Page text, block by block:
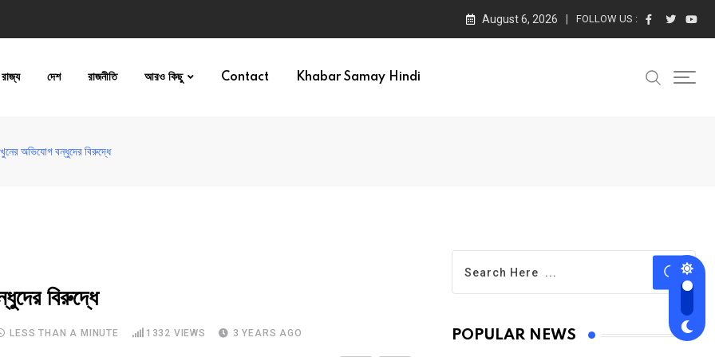
August 6, 2026 FOLLOW US :
রাজ্য দেশ রাজনীতি আরও কিছু Contact Khabar Samay Hindi
অভিযোগ বন্ধুদের বিরুদ্ধে
বিরুদ্ধে
LESS THAN A MINUTE 1332 VIEWS 3 YEARS AGO POPULAR NEWS